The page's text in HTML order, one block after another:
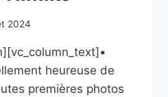
2024
heureuse de
premières photos